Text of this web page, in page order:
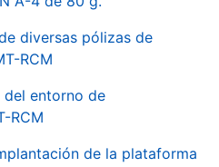
diversas pólizas de
RCM
entorno de
RCM
de la plataforma